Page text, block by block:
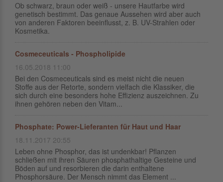
Ob schwarz, braun oder weiß - unsere Hautfarbe wird
genetisch bestimmt. Das genaue Aussehen wird aber auch
von anderen Faktoren beeinflusst, z. B. UV-Strahlen oder
Kosmetika.
Cosmeceuticals - Phospholipide
16.05.2018 11:00
Bei den Cosmeceuticals sind es meist nicht die neuen
Stoffe aus der Retorte, sondern vielfach die Klassiker, die
sich durch eine besonders hohe Effizienz auszeichnen. Zu
ihnen gehören neben den Vitam...
Phosphate: Power-Lieferanten für Haut und Haar
18.11.2017 20:55
Leben ohne Phosphor, das ist undenkbar! Pflanzen
schließen mit ihren Säuren phosphathaltige Gesteine und
Böden auf und resorbieren die darin enthaltene
Phosphorsäure. Der Mensch nimmt das Element ...